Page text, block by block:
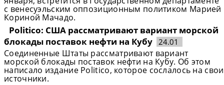
с венесуэльским оппозиционным политиком Марией
Кориной Мачадо.
Politico: США рассматривают вариант морской
блокады поставок нефти на Кубу 24.01
Соединенные Штаты рассматривают вариант
морской блокады поставок нефти на Кубу. Об этом
написало издание Politico, которое сослалось на свои
источники.